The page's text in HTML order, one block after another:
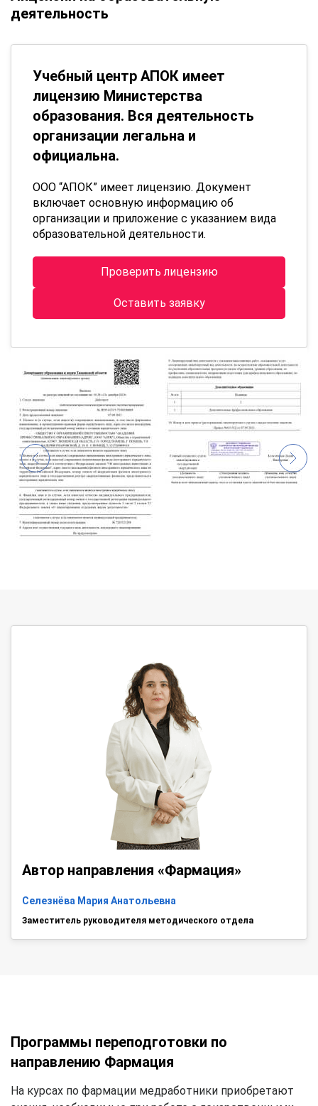
деятельность
Учебный центр АПОК имеет
лицензию Министерства
образования. Вся деятельность
организации легальна и
официальна.
ООО “АПОК” имеет лицензию. Документ
включает основную информацию об
организации и приложение с указанием вида
образовательной деятельности.
Проверить лицензию
Оставить заявку
Автор направления «Фармация»
Селезнёва Мария Анатольевна
Заместитель руководителя методического отдела
Программы переподготовки по
направлению Фармация
На курсах по фармации медработники приобретают